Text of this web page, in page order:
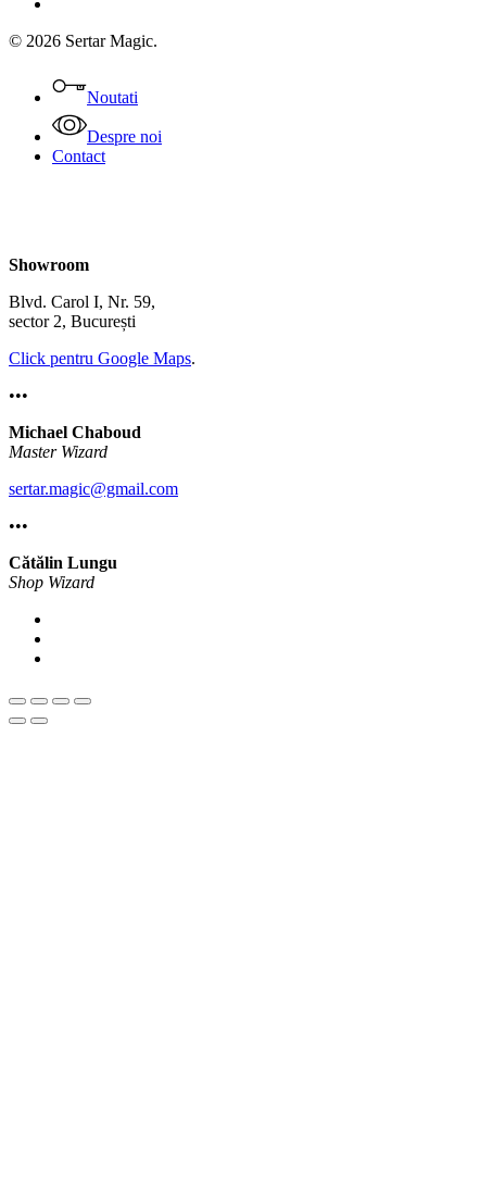
© 2026 Sertar Magic.
Menu
Noutati
Despre noi
Contact
Showroom
Blvd. Carol I, Nr. 59,
sector 2, București
Click pentru Google Maps.
•••
Michael Chaboud
Master Wizard
sertar.magic@gmail.com
•••
Cătălin Lungu
Shop Wizard